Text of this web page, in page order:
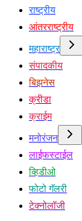
राष्ट्रीय
आंतरराष्ट्रीय
महाराष्ट्र
संपादकीय
बिझनेस
क्रीडा
क्राईम
मनोरंजन
लाईफस्टाईल
व्हिडीओ
फोटो गॅलरी
टेक्नोलॉजी